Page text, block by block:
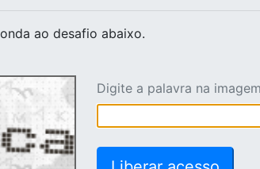
ao desafio abaixo.
Digite a palavra na